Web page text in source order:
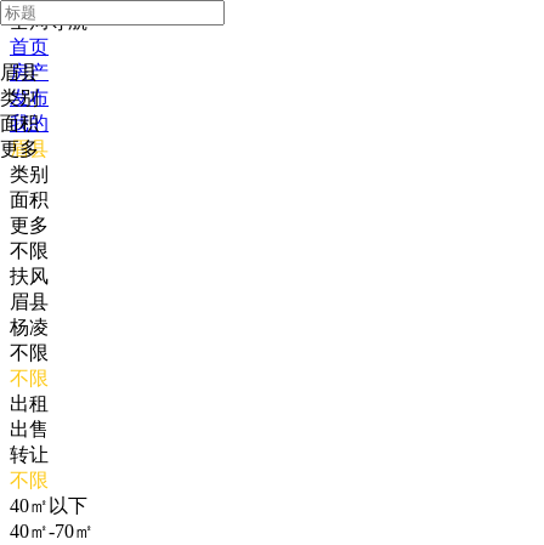
全局导航
首页
房产
发布
我的
眉县
类别
面积
更多
眉县
类别
面积
更多
不限
扶风
眉县
杨凌
不限
不限
出租
出售
转让
不限
40㎡以下
40㎡-70㎡